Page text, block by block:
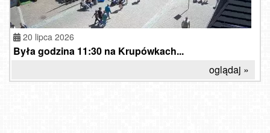
20 lipca 2026
Była godzina 11:30 na Krupówkach...
oglądaj »